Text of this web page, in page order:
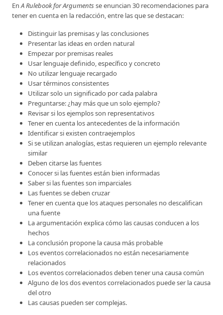
EnA Rulebook for Argumentsse enuncian 30 recomendaciones para
tener en cuenta en la redacción, entre las que se destacan:
Distinguir las premisas y las conclusiones
Presentar las ideas en orden natural
Empezar por premisas reales
Usar lenguaje definido, específico y concreto
No utilizar lenguaje recargado
Usar términos consistentes
Utilizar solo un significado por cada palabra
Preguntarse: ¿hay más que un solo ejemplo?
Revisar si los ejemplos son representativos
Tener en cuenta los antecedentes de la información
Identificar si existen contraejemplos
Si se utilizan analogías, estas requieren un ejemplo relevante
similar
Deben citarse las fuentes
Conocer si las fuentes están bien informadas
Saber si las fuentes son imparciales
Las fuentes se deben cruzar
Tener en cuenta que los ataques personales no descalifican
una fuente
La argumentación explica cómo las causas conducen a los
hechos
La conclusión propone la causa más probable
Los eventos correlacionados no están necesariamente
relacionados
Los eventos correlacionados deben tener una causa común
Alguno de los dos eventos correlacionados puede ser la causa
del otro
Las causas pueden ser complejas.